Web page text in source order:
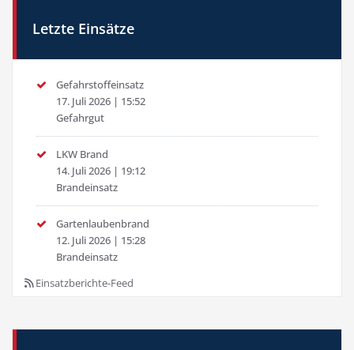
Letzte Einsätze
Gefahrstoffeinsatz
17. Juli 2026 | 15:52
Gefahrgut
LKW Brand
14. Juli 2026 | 19:12
Brandeinsatz
Gartenlaubenbrand
12. Juli 2026 | 15:28
Brandeinsatz
Einsatzberichte-Feed